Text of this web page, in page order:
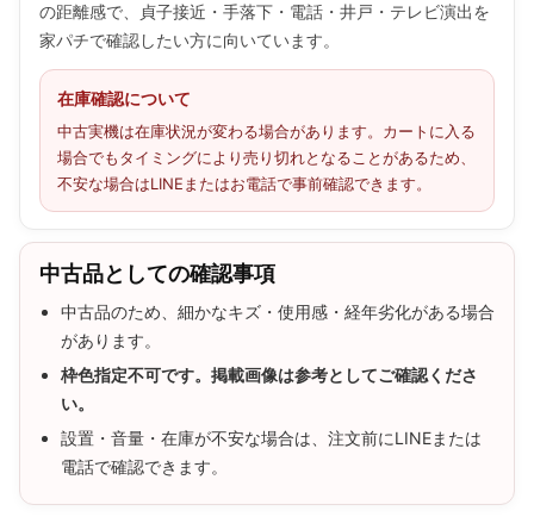
の距離感で、貞子接近・手落下・電話・井戸・テレビ演出を
家パチで確認したい方に向いています。
在庫確認について
中古実機は在庫状況が変わる場合があります。カートに入る
場合でもタイミングにより売り切れとなることがあるため、
不安な場合はLINEまたはお電話で事前確認できます。
中古品としての確認事項
中古品のため、細かなキズ・使用感・経年劣化がある場合
があります。
枠色指定不可です。掲載画像は参考としてご確認くださ
い。
設置・音量・在庫が不安な場合は、注文前にLINEまたは
電話で確認できます。